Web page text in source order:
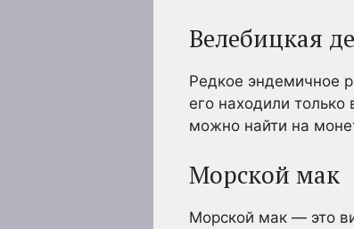
Велебицкая
Редкое эндемичное
его находили
можно найти на
Морской мак
Морской мак — это